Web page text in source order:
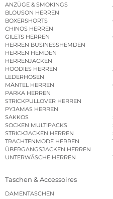
ANZÜGE & SMOKINGS
BLOUSON HERREN
BOXERSHORTS
CHINOS HERREN
GILETS HERREN
HERREN BUSINESSHEMDEN
HERREN HEMDEN
HERRENJACKEN
HOODIES HERREN
LEDERHOSEN
MÄNTEL HERREN
PARKA HERREN
STRICKPULLOVER HERREN
PYJAMAS HERREN
SAKKOS
SOCKEN MULTIPACKS
STRICKJACKEN HERREN
TRACHTENMODE HERREN
ÜBERGANGSJACKEN HERREN
UNTERWÄSCHE HERREN
Taschen & Accessoires
DAMENTASCHEN